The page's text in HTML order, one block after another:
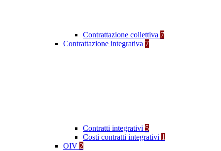
Contrattazione collettiva 7
Contrattazione integrativa 7
Contratti integrativi 5
Costi contratti integrativi 1
OIV 2